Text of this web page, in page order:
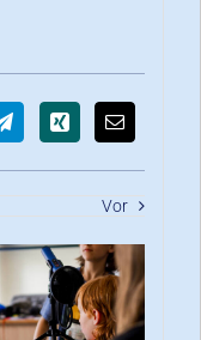
Vor